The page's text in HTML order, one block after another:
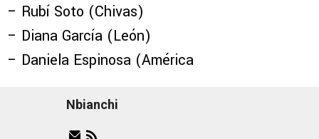
– Rubí Soto (Chivas)
– Diana García (León)
– Daniela Espinosa (América
Nbianchi